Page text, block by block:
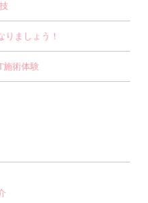
りましょう！
施術体験